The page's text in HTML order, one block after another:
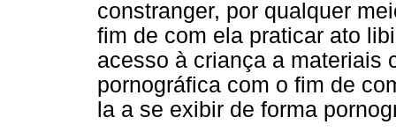
constranger, por qualquer
fim de com ela praticar ato
acesso à criança a materiais
pornográfica com o fim de
la a se exibir de forma